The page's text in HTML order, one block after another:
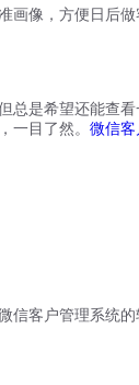
像，方便日后
是希望还能查
一目了然。 微信
客户管理系统